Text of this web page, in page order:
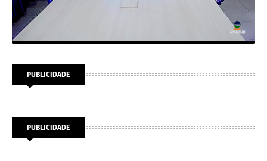
PUBLICIDADE
PUBLICIDADE